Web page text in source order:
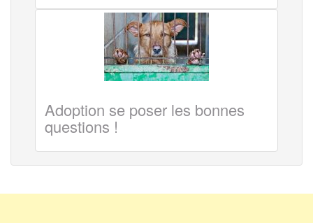
Adoption se poser les bonnes
questions !